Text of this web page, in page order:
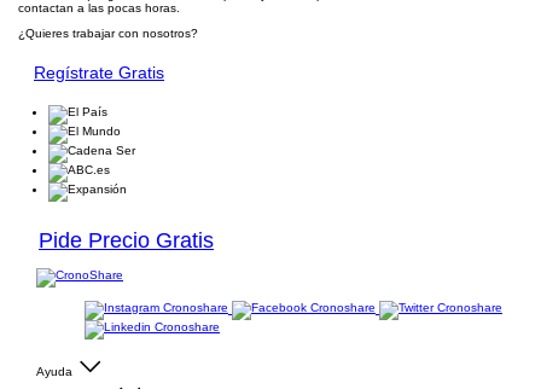
contactan a las pocas horas.
¿Quieres trabajar con nosotros?
Regístrate Gratis
Pide Precio Gratis
Ayuda